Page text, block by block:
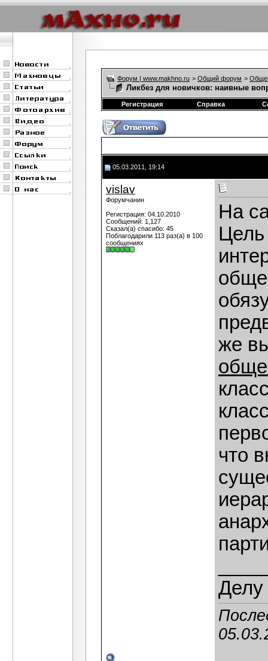
Форум | www.makhno.ru > Общий форум >
Ликбез для новичков: наивные
Регистрация Справка
05.03.2011, 19:14
vislav
Форумчанин
Регистрация: 04.10.2010
Сообщений: 1,127
Сказал(а) спасибо: 45
Поблагодарили 113 раз(а) в 100
сообщениях
На
же
что
Делу